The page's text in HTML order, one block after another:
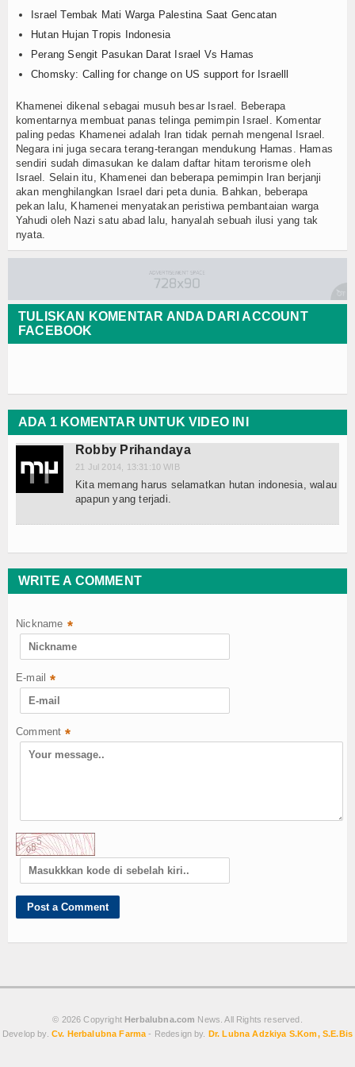
Pola Hidup Sehat
Diet & Nutrisi
Olahraga & Kebugaran
Tips Cepat Sembuh
Edukasi Medis
Penjelasan Obat
Cara Penggunaan Obat
Fakta vs Mitos
Istilah Medis
Vitalitas Pria
Kesuburan
Disfungsi Ereksi
Kecantikan & Perawatan
Perawatan Kulit
Rambut & Tubuh
Jerawat & Flek
Review Obat Herbal
Perbandingan Produk
Dokumen A
Dokumen B
Israel Tembak Mati Warga Palestina Saat Gencatan
Hutan Hujan Tropis Indonesia
Perang Sengit Pasukan Darat Israel Vs Hamas
Chomsky: Calling for change on US support for Israelll
Khamenei dikenal sebagai musuh besar Israel. Beberapa
komentarnya membuat panas telinga pemimpin Israel. Komentar
paling pedas Khamenei adalah Iran tidak pernah mengenal Israel.
Negara ini juga secara terang-terangan mendukung Hamas. Hamas
sendiri sudah dimasukan ke dalam daftar hitam terorisme oleh
Israel. Selain itu, Khamenei dan beberapa pemimpin Iran berjanji
akan menghilangkan Israel dari peta dunia. Bahkan, beberapa
pekan lalu, Khamenei menyatakan peristiwa pembantaian warga
Yahudi oleh Nazi satu abad lalu, hanyalah sebuah ilusi yang tak
nyata.
TULISKAN KOMENTAR ANDA DARI ACCOUNT
FACEBOOK
ADA 1 KOMENTAR UNTUK VIDEO INI
Robby Prihandaya
21 Jul 2014, 13:31:10 WIB
Kita memang harus selamatkan hutan indonesia, walau
apapun yang terjadi.
WRITE A COMMENT
Nickname *
E-mail *
Comment *
© 2026 Copyright Herbalubna.com News. All Rights reserved.
Develop by. Cv. Herbalubna Farma - Redesign by. Dr. Lubna Adzkiya S.Kom, S.E.Bis